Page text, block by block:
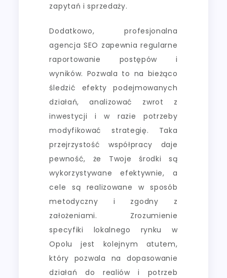
zapytań i sprzedaży.
Dodatkowo, profesjonalna
agencja SEO zapewnia regularne
raportowanie postępów i
wyników. Pozwala to na bieżąco
śledzić efekty podejmowanych
działań, analizować zwrot z
inwestycji i w razie potrzeby
modyfikować strategię. Taka
przejrzystość współpracy daje
pewność, że Twoje środki są
wykorzystywane efektywnie, a
cele są realizowane w sposób
metodyczny i zgodny z
założeniami. Zrozumienie
specyfiki lokalnego rynku w
Opolu jest kolejnym atutem,
który pozwala na dopasowanie
działań do realiów i potrzeb